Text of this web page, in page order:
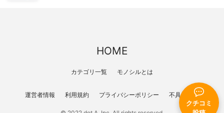
クチコミ
HOME
カテゴリ一覧 モノシルとは
運営者情報 利用規約 プライバシーポリシー 不具合報告